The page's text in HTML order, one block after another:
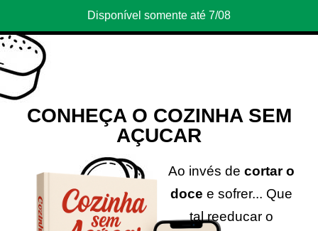
Disponível somente até 7/08
CONHEÇA O COZINHA SEM
AÇUCAR
Ao invés de cortar o
doce e sofrer... Que
tal reeducar o